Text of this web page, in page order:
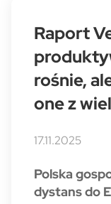
Raport
rośnie,
one z
17.11.2025
Polska
dystans do